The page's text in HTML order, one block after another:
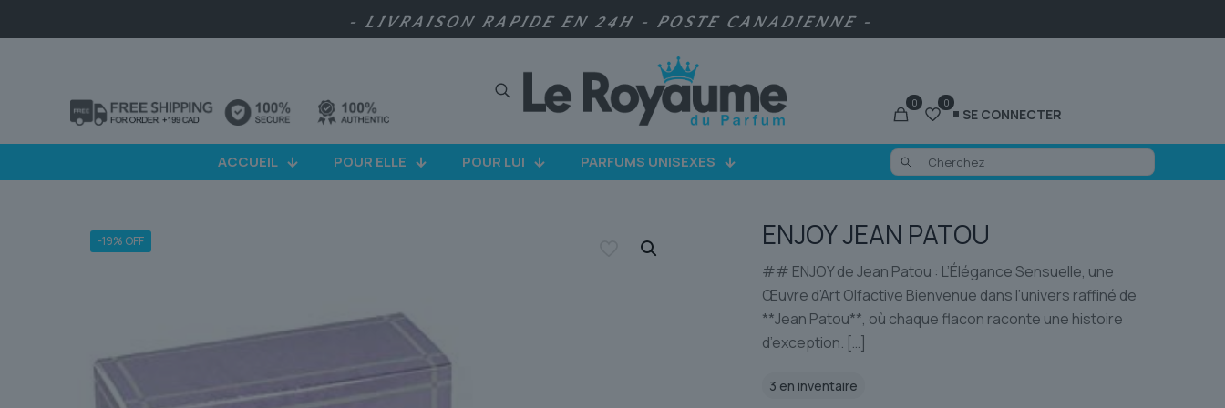
- LIVRAISON RAPIDE EN 24H - POSTE CANADIENNE -
0 0
SE CONNECTER
ACCUEIL POUR ELLE POUR LUI PARFUMS UNISEXES
-19% OFF ENJOY JEAN PATOU
## ENJOY de Jean Patou : L’Élégance Sensuelle, une
Œuvre d’Art Olfactive Bienvenue dans l’univers raffiné de
**Jean Patou**, où chaque flacon raconte une histoire
d’exception. […]
3 en inventaire